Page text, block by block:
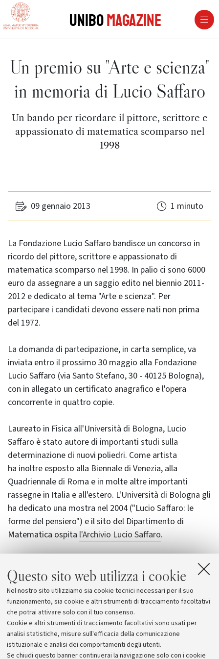
Questo sito web utilizza i cookie
Nel nostro sito utilizziamo sia cookie tecnici necessari per il suo
funzionamento, sia cookie e altri strumenti di tracciamento facoltativi
che potrai attivare solo con il tuo consenso.
Cookie e altri strumenti di tracciamento facoltativi sono usati per
analisi statistiche, misure sull'efficacia della comunicazione
istituzionale e analisi dei comportamenti degli utenti.
Se chiudi questo banner continuerai la navigazione solo con i cookie
vai al contenuto della pagina
UniboMagazine
Un premio su "Arte e scienza"
in memoria di Lucio Saffaro
Un bando per ricordare il pittore, scrittore e
appassionato di matematica scomparso nel
1998
09 gennaio 2013 1 minuto
La Fondazione Lucio Saffaro bandisce un concorso in
ricordo del pittore, scrittore e appassionato di
matematica scomparso nel 1998. In palio ci sono 6000
euro da assegnare a un saggio edito nel biennio 2011-
2012 e dedicato al tema "Arte e scienza". Per
partecipare i candidati devono essere nati non prima
del 1972.
La domanda di partecipazione, in carta semplice, va
inviata entro il prossimo 30 maggio alla Fondazione
Lucio Saffaro (via Santo Stefano, 30 - 40125 Bologna),
con in allegato un certificato anagrafico e l'opera
concorrente in quattro copie.
Laureato in Fisica all'Università di Bologna, Lucio
Saffaro è stato autore di importanti studi sulla
determinazione di nuovi poliedri. Come artista
ha inoltre esposto alla Biennale di Venezia, alla
Quadriennale di Roma e in molte altre importanti
rassegne in Italia e all'estero. L'Università di Bologna gli
ha dedicato una mostra nel 2004 ("Lucio Saffaro: le
forme del pensiero") e il sito del Dipartimento di
Matematica ospita l'Archivio Lucio Saffaro.
Allegati
Il testo del bando[1002.3 KB]